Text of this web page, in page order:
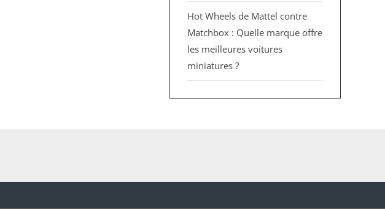
Hot Wheels de Mattel contre
Matchbox : Quelle marque offre
les meilleures voitures
miniatures ?